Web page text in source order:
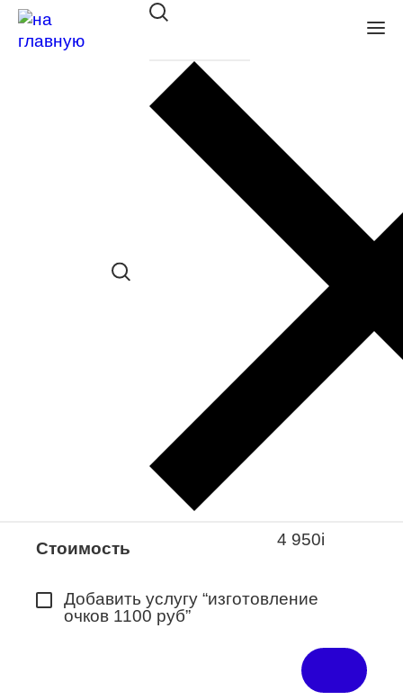
Оправа Merel ME1026 C1
в наличии (Больше 5 шт.) *наличие
товара в конкретном салоне
необходимо уточнять отдельно
Закажите понравившуюся модель
в ближайший салон “Оптик-Экспресс”.
*Доступно для Республики
Стоимость 4 950i
Добавить услугу “изготовление
очков 1100 руб”
Сравнить товар